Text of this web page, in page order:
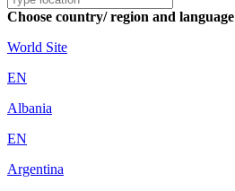
Choose country/ region and language
World Site
EN
Albania
EN
Argentina